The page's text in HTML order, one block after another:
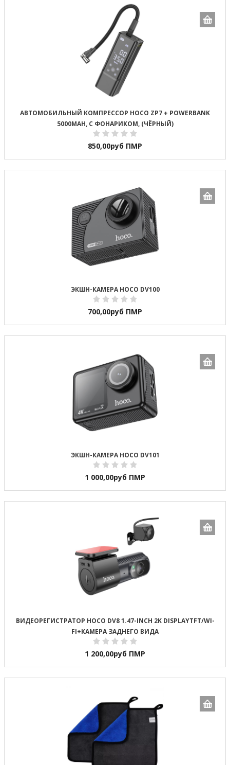
АВТОМОБИЛЬНЫЙ КОМПРЕССОР HOCO ZP7 + POWERBANK
5000MAH, С ФОНАРИКОМ, (ЧЁРНЫЙ)
850,00руб ПМР
ЭКШН-КАМЕРА HOCO DV100
700,00руб ПМР
ЭКШН-КАМЕРА HOCO DV101
1 000,00руб ПМР
ВИДЕОРЕГИСТРАТОР HOCO DV8 1.47-INCH 2K DISPLAYTFT/WI-
FI+КАМЕРА ЗАДНЕГО ВИДА
1 200,00руб ПМР